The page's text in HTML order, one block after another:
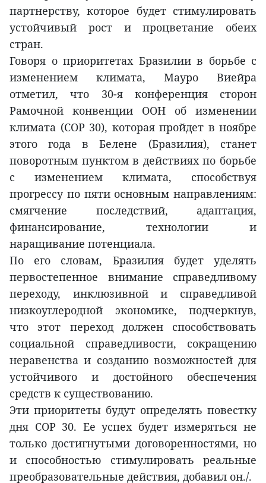
партнерству, которое будет стимулировать
устойчивый рост и процветание обеих
стран.
Говоря о приоритетах Бразилии в борьбе с
изменением климата, Мауро Виейра
отметил, что 30-я конференция сторон
Рамочной конвенции ООН об изменении
климата (COP 30), которая пройдет в ноябре
этого года в Белене (Бразилия), станет
поворотным пунктом в действиях по борьбе
с изменением климата, способствуя
прогрессу по пяти основным направлениям:
смягчение последствий, адаптация,
финансирование, технологии и
наращивание потенциала.
По его словам, Бразилия будет уделять
первостепенное внимание справедливому
переходу, инклюзивной и справедливой
низкоуглеродной экономике, подчеркнув,
что этот переход должен способствовать
социальной справедливости, сокращению
неравенства и созданию возможностей для
устойчивого и достойного обеспечения
средств к существованию.
Эти приоритеты будут определять повестку
дня COP 30. Ее успех будет измеряться не
только достигнутыми договоренностями, но
и способностью стимулировать реальные
преобразовательные действия, добавил он./.